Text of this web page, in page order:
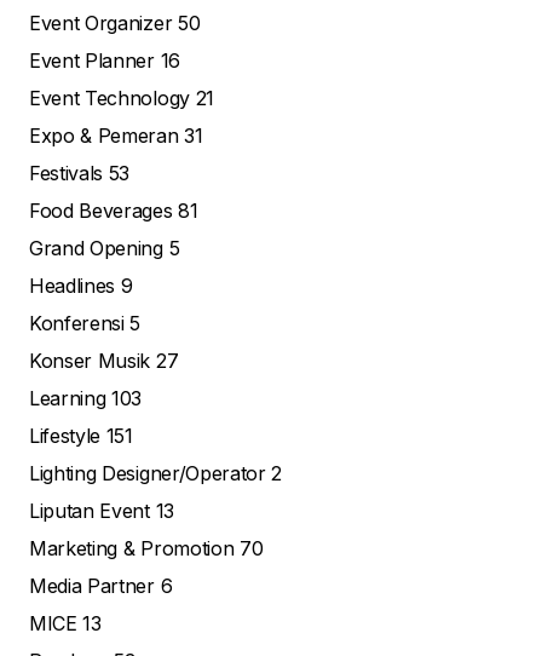
Event Organizer 50
Event Planner 16
Event Technology 21
Expo & Pemeran31
Festivals 53
Food Beverages81
Grand Opening 5
Headlines 9
Konferensi5
Konser Musik 27
Learning103
Lifestyle 151
Lighting Designer/Operator2
Liputan Event 13
Marketing & Promotion 70
Media Partner 6
MICE13